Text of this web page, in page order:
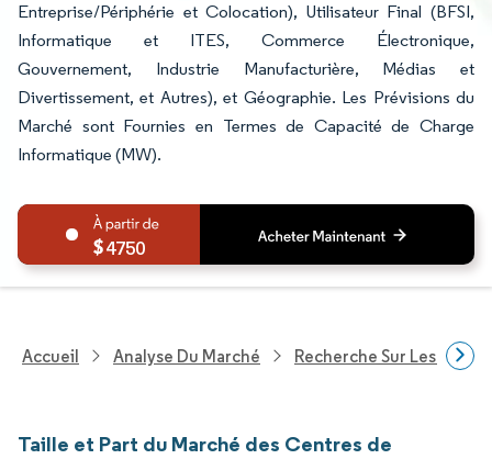
Entreprise/Périphérie et Colocation), Utilisateur Final (BFSI,
Informatique et ITES, Commerce Électronique,
Gouvernement, Industrie Manufacturière, Médias et
Divertissement, et Autres), et Géographie. Les Prévisions du
Marché sont Fournies en Termes de Capacité de Charge
Informatique (MW).
4750
Accueil Analyse Du Marché Recherche Sur Les
Taille et Part du Marché des Centres de